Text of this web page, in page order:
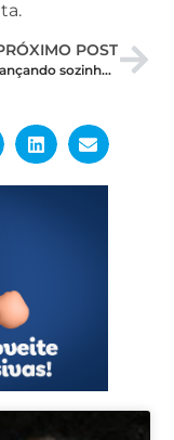
POST
PT está avançando sozinho na articulação do mandato-tampão no RN